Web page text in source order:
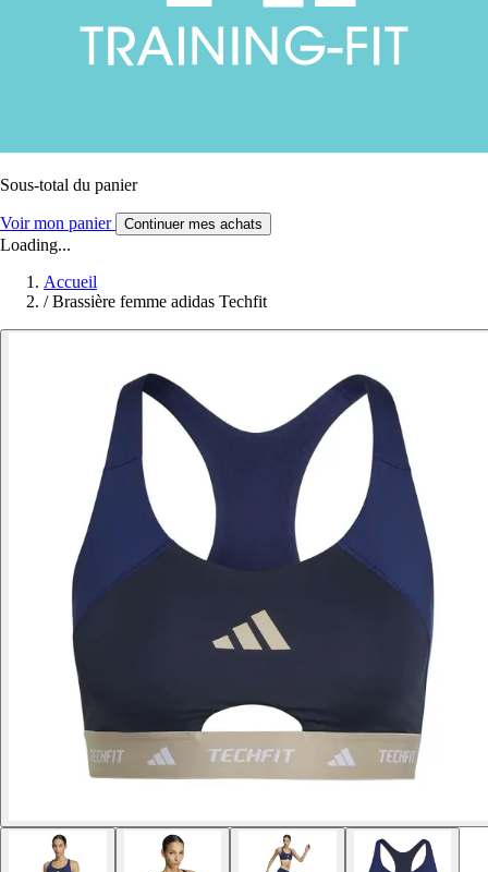
Sous-total du panier
Voir mon panier Continuer mes achats
Loading...
Accueil
/ Brassière femme adidas Techfit